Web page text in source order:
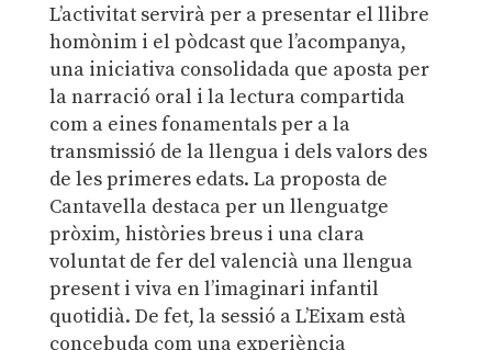
L’activitat servirà per a presentar el llibre
homònim i el pòdcast que l’acompanya,
una iniciativa consolidada que aposta per
la narració oral i la lectura compartida
com a eines fonamentals per a la
transmissió de la llengua i dels valors des
de les primeres edats. La proposta de
Cantavella destaca per un llenguatge
pròxim, històries breus i una clara
voluntat de fer del valencià una llengua
present i viva en l’imaginari infantil
quotidià. De fet, la sessió a L’Eixam està
concebuda com una experiència